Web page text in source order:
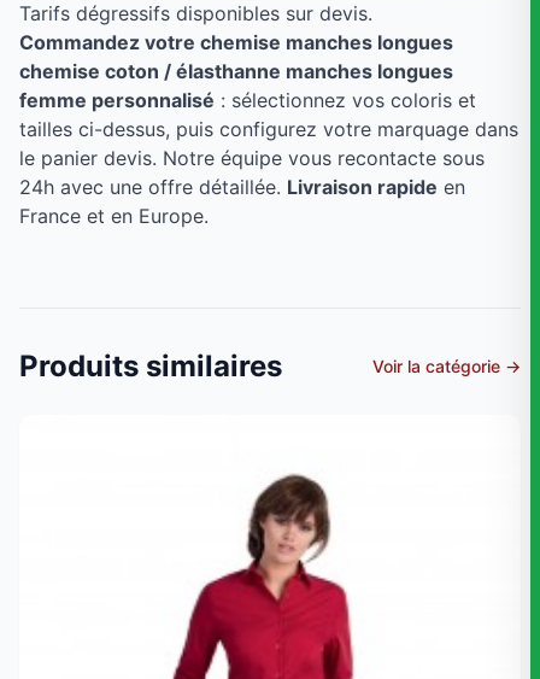
Tarifs dégressifs disponibles sur devis.
Commandez votre chemise manches longues
chemise coton / élasthanne manches longues
femme personnalisé : sélectionnez vos coloris et
tailles ci-dessus, puis configurez votre marquage dans
le panier devis. Notre équipe vous recontacte sous
24h avec une offre détaillée. Livraison rapide en
France et en Europe.
Produits similaires Voir la catégorie →